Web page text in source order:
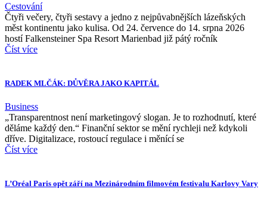
Cestování
Čtyři večery, čtyři sestavy a jedno z nejpůvabnějších lázeňských
měst kontinentu jako kulisa. Od 24. července do 14. srpna 2026
hostí Falkensteiner Spa Resort Marienbad již pátý ročník
Číst více
RADEK MLČÁK: DŮVĚRA JAKO KAPITÁL
Business
„Transparentnost není marketingový slogan. Je to rozhodnutí, které
děláme každý den.“ Finanční sektor se mění rychleji než kdykoli
dříve. Digitalizace, rostoucí regulace i měnící se
Číst více
L’Oréal Paris opět září na Mezinárodním filmovém festivalu Karlovy Vary